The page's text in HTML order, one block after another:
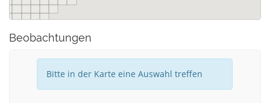
Beobachtungen
Bitte in der Karte eine Auswahl treffen